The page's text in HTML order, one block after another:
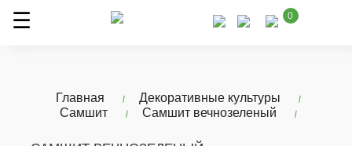
0
Главная
Декоративные культуры
Самшит
Самшит вечнозеленый